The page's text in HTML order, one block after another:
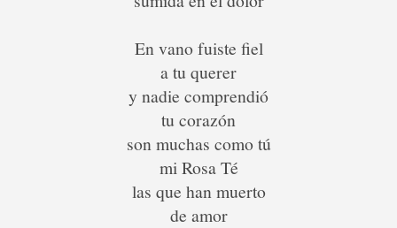
En vano fuiste fiel
a tu querer
y nadie comprendió
tu corazón
son muchas como tú
mi Rosa Té
las que han muerto
de amor